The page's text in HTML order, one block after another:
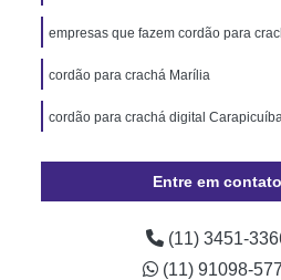
de Segurança Rio Grande do
Crachá Santa Catarina
para Crachá Rio Grande do Sul
Santa Catarina
Gerais
Crachá
Crachá
Crachá de
empresas que fazem cordão para
cordão para crachá Marília
cordão para crachá digital
Entre em contato
(11) 3451-
(11) 91098-